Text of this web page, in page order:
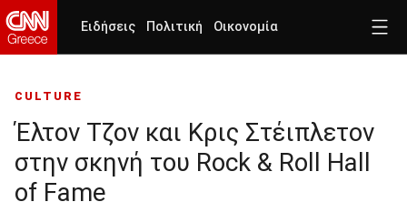
Ειδήσεις Πολιτική Οικονομία
CULTURE
Έλτον Τζον και Κρις Στέιπλετον
στην σκηνή του Rock & Roll Hall
of Fame